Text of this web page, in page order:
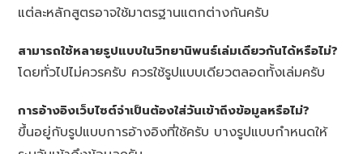
แต่ละหลักสูตรอาจใช้มาตรฐานแตกต่างกันครับ
สามารถใช้หลายรูปแบบในวิทยานิพนธ์เล่มเดียวกันได้หรือไม่?
โดยทั่วไปไม่ควรครับ ควรใช้รูปแบบเดียวตลอดทั้งเล่มครับ
การอ้างอิงเว็บไซต์จำเป็นต้องใส่วันเข้าถึงข้อมูลหรือไม่?
ขึ้นอยู่กับรูปแบบการอ้างอิงที่ใช้ครับ บางรูปแบบกำหนดให้